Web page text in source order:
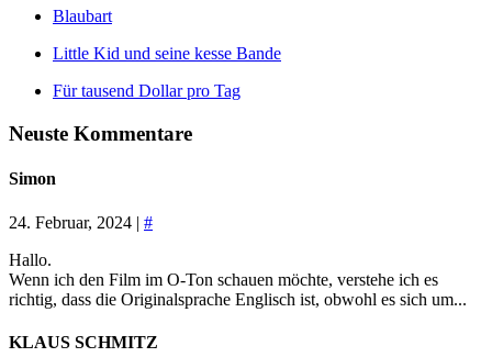
Blaubart
Little Kid und seine kesse Bande
Für tausend Dollar pro Tag
Neuste Kommentare
Simon
24. Februar, 2024 | #
Hallo.
Wenn ich den Film im O-Ton schauen möchte, verstehe ich es
richtig, dass die Originalsprache Englisch ist, obwohl es sich um...
KLAUS SCHMITZ